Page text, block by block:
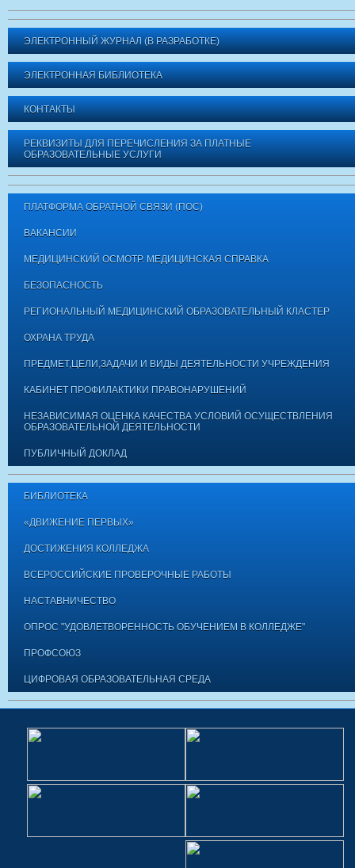
ЭЛЕКТРОННЫЙ ЖУРНАЛ (В РАЗРАБОТКЕ)
ЭЛЕКТРОННАЯ БИБЛИОТЕКА
КОНТАКТЫ
РЕКВИЗИТЫ ДЛЯ ПЕРЕЧИСЛЕНИЯ ЗА ПЛАТНЫЕ
ОБРАЗОВАТЕЛЬНЫЕ УСЛУГИ
ПЛАТФОРМА ОБРАТНОЙ СВЯЗИ (ПОС)
ВАКАНСИИ
МЕДИЦИНСКИЙ ОСМОТР. МЕДИЦИНСКАЯ СПРАВКА
БЕЗОПАСНОСТЬ
РЕГИОНАЛЬНЫЙ МЕДИЦИНСКИЙ ОБРАЗОВАТЕЛЬНЫЙ КЛАСТЕР
ОХРАНА ТРУДА
ПРЕДМЕТ,ЦЕЛИ,ЗАДАЧИ И ВИДЫ ДЕЯТЕЛЬНОСТИ УЧРЕЖДЕНИЯ
КАБИНЕТ ПРОФИЛАКТИКИ ПРАВОНАРУШЕНИЙ
НЕЗАВИСИМАЯ ОЦЕНКА КАЧЕСТВА УСЛОВИЙ ОСУЩЕСТВЛЕНИЯ
ОБРАЗОВАТЕЛЬНОЙ ДЕЯТЕЛЬНОСТИ
ПУБЛИЧНЫЙ ДОКЛАД
БИБЛИОТЕКА
«ДВИЖЕНИЕ ПЕРВЫХ»
ДОСТИЖЕНИЯ КОЛЛЕДЖА
ВСЕРОССИЙСКИЕ ПРОВЕРОЧНЫЕ РАБОТЫ
НАСТАВНИЧЕСТВО
ОПРОС "УДОВЛЕТВОРЕННОСТЬ ОБУЧЕНИЕМ В КОЛЛЕДЖЕ"
ПРОФСОЮЗ
ЦИФРОВАЯ ОБРАЗОВАТЕЛЬНАЯ СРЕДА